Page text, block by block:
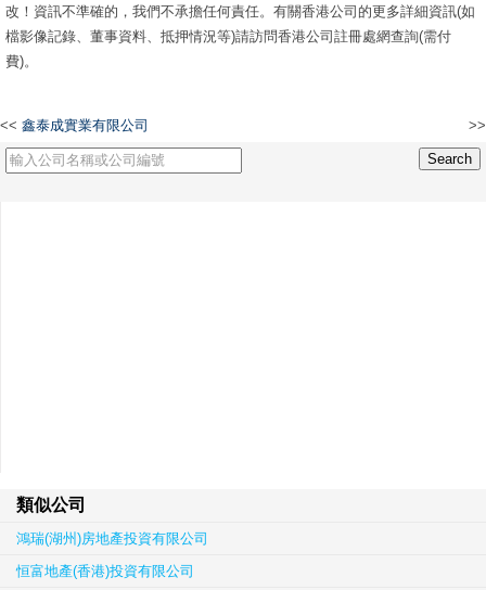
改！資訊不準確的，我們不承擔任何責任。有關香港公司的更多詳細資訊(如
檔影像記錄、董事資料、抵押情況等)請訪問香港公司註冊處網查詢(需付
費)。
<< 鑫泰成實業有限公司 >>
類似公司
鴻瑞(湖州)房地產投資有限公司
恒富地產(香港)投資有限公司